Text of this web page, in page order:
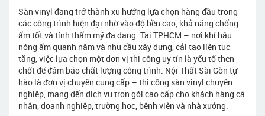
Sàn vinyl đang trở thành xu hướng lựa chọn hàng đầu trong
các công trình hiện đại nhờ vào độ bền cao, khả năng chống
ẩm tốt và tính thẩm mỹ đa dạng. Tại TPHCM – nơi khí hậu
nóng ẩm quanh năm và nhu cầu xây dựng, cải tạo liên tục
tăng, việc lựa chọn một đơn vị thi công uy tín là yếu tố then
chốt để đảm bảo chất lượng công trình. Nội Thất Sài Gòn tự
hào là đơn vị chuyên cung cấp – thi công sàn vinyl chuyên
nghiệp, mang đến dịch vụ trọn gói cao cấp cho khách hàng cá
nhân, doanh nghiệp, trường học, bệnh viện và nhà xưởng.